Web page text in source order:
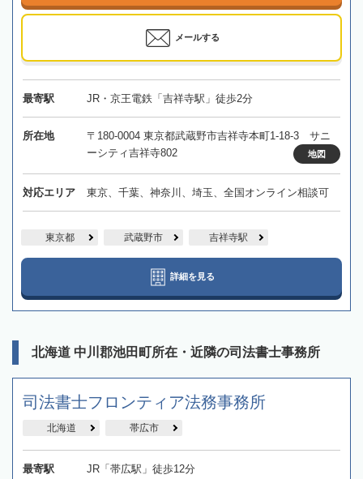
メールする
最寄駅 JR・京王電鉄「吉祥寺駅」徒歩2分
所在地
〒180-0004 東京都武蔵野市吉祥寺本町1-18-3 サニ
ーシティ吉祥寺802
地図
対応エリア 東京、千葉、神奈川、埼玉、全国オンライン相談可
東京都 武蔵野市 吉祥寺駅
詳細を見る
北海道 中川郡池田町所在・近隣の司法書士事務所
司法書士フロンティア法務事務所
北海道 帯広市
最寄駅 JR「帯広駅」徒歩12分